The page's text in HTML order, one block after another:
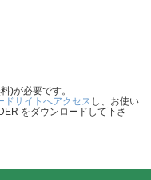
)が必要です。
ドサイトへアクセス し、お使い
をダウンロードして下さ